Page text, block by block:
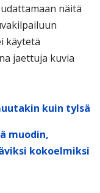
näitä
käytetä
jaettuja kuvia
kuin tylsä
muodin,
kokoelmiksi